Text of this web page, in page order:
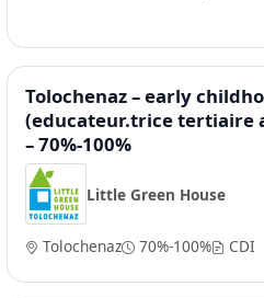
Tolochenaz – early
(educateur.trice tertiaire
– 70%-100%
Little Green House
Tolochenaz 70%-100% CDI